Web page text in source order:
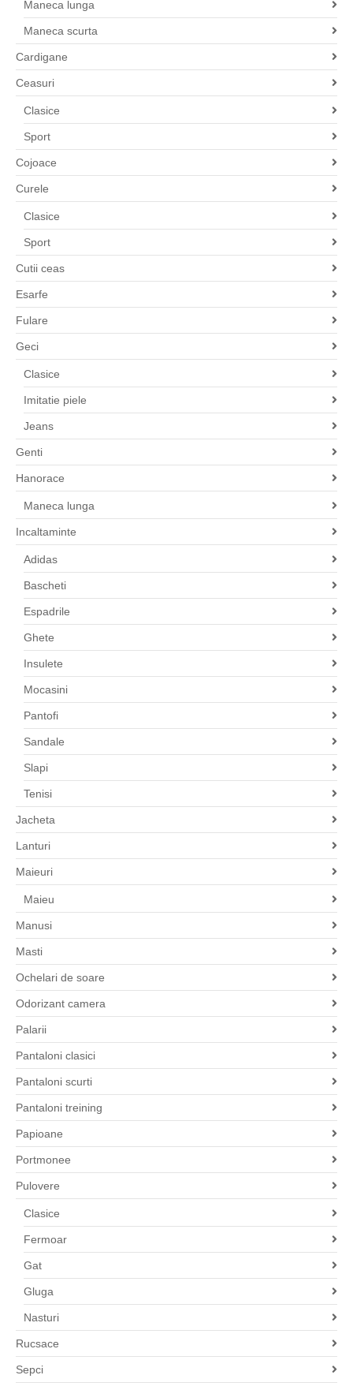
Maneca lunga
Maneca scurta
Cardigane
Ceasuri
Clasice
Sport
Cojoace
Curele
Clasice
Sport
Cutii ceas
Esarfe
Fulare
Geci
Clasice
Imitatie piele
Jeans
Genti
Hanorace
Maneca lunga
Incaltaminte
Adidas
Bascheti
Espadrile
Ghete
Insulete
Mocasini
Pantofi
Sandale
Slapi
Tenisi
Jacheta
Lanturi
Maieuri
Maieu
Manusi
Masti
Ochelari de soare
Odorizant camera
Palarii
Pantaloni clasici
Pantaloni scurti
Pantaloni treining
Papioane
Portmonee
Pulovere
Clasice
Fermoar
Gat
Gluga
Nasturi
Rucsace
Sepci